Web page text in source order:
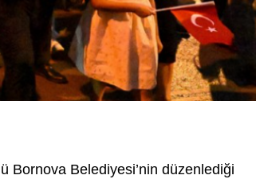
Bornova Belediyesi’nin düzenlediği